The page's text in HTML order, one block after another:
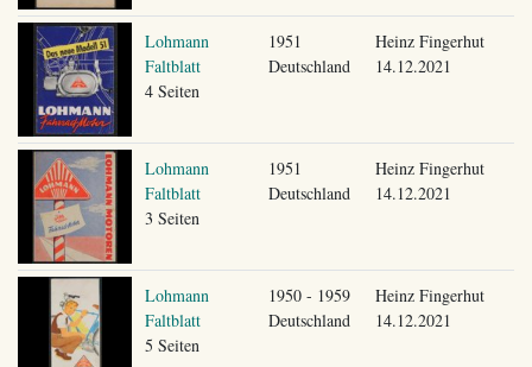
Lohmann
Faltblatt
4 Seiten
1951
Deutschland
Heinz Fingerhut
14.12.2021
Lohmann
Faltblatt
3 Seiten
1951
Deutschland
Heinz Fingerhut
14.12.2021
Lohmann
Faltblatt
5 Seiten
1950 - 1959
Deutschland
Heinz Fingerhut
14.12.2021